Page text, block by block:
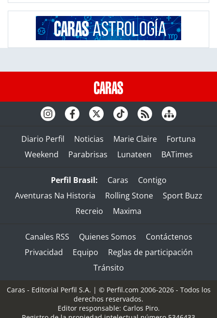
Diario Perfil Noticias Marie Claire
Fortuna
Weekend
Parabrisas Lunateen BATimes
Perfil Brasil: Caras
Contigo
Aventuras Na Historia
Rolling Stone
Sport Buzz
Recreio
Maxima
Canales RSS Quienes Somos
Contáctenos
Privacidad
Equipo
Reglas de participación
Tránsito
Caras - Editorial Perfil S.A. | © Perfil.com 2006-2026 - Todos los
derechos reservados.
Editor responsable: Carlos Piro.